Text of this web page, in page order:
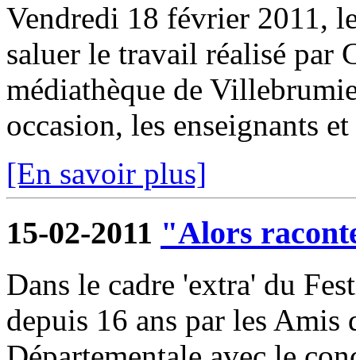
Vendredi 18 février 2011,
saluer le travail réalisé par
médiathèque de
occasion, les enseignants
[En savoir plus]
15-02-2011 "Alors
Dans le cadre 'extra' du
depuis 16 ans par les Amis